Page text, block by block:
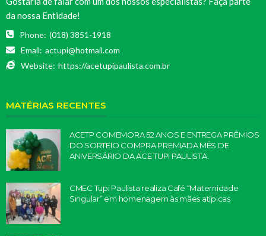
da nossa Entidade!
Phone: (018) 3851-1918
Email: actupi@hotmail.com
Website: https://acetupipaulista.com.br
MATÉRIAS RECENTES
ACETP COMEMORA 52 ANOS E ENTREGA PRÊMIOS
DO SORTEIO COMPRA PREMIADA MÊS DE
ANIVERSÁRIO DA ACE TUPI PAULISTA.
CMEC Tupi Paulista realiza Café “Maternidade
Singular” em homenagem às mães atípicas